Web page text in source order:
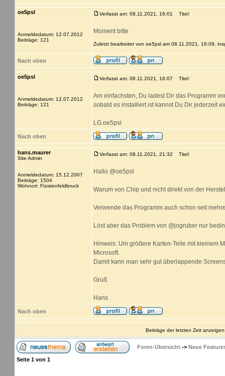
oe5psl
Anmeldedatum: 12.07.2012
Beiträge: 121
Verfasst am: 08.11.2021, 16:01 Titel:
Moment bitte
Zuletzt bearbeitet von oe5psl am 08.11.2021, 16:09,
Nach oben
oe5psl
Anmeldedatum: 12.07.2012
Beiträge: 121
Verfasst am: 08.11.2021, 16:07 Titel:
Am einfachsten, Du ladest Dir das Programm
sobald es installiert ist kannst Du Dir jederzeit
LG.oe5psl
Nach oben
hans.maurer
Site Admin
Anmeldedatum: 15.12.2007
Beiträge: 1504
Wohnort: Fürstenfeldbruck
Verfasst am: 08.11.2021, 21:32 Titel:
Hallo @oe5psl
Warum von Chip und nicht direkt von der
Verwende das Programm auch schon seit
Löst aber das Problem von @jogruber nur
Hinweis: Um größere Karten-Teile mit kleinem
Microsoft.
Damit kann man sehr gut überlappende
Gruß
Hans
Nach oben
Beiträge der letzten Zeit
Foren-Übersicht -> Neue
Seite 1 von 1